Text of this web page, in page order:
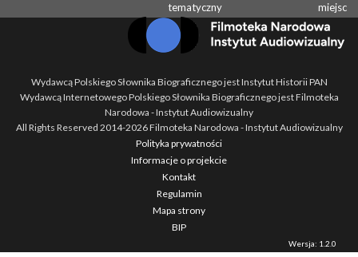
tematyczny
miejsc
Wydawcą Polskiego Słownika Biograficznego jest Instytut Historii PAN
Wydawcą Internetowego Polskiego Słownika Biograficznego jest Filmoteka
Narodowa - Instytut Audiowizualny
All Rights Reserved 2014-2026Filmoteka Narodowa - Instytut Audiowizualny
Polityka prywatności
Informacje o projekcie
Kontakt
Regulamin
Mapa strony
BIP
Wersja: 1.2.0